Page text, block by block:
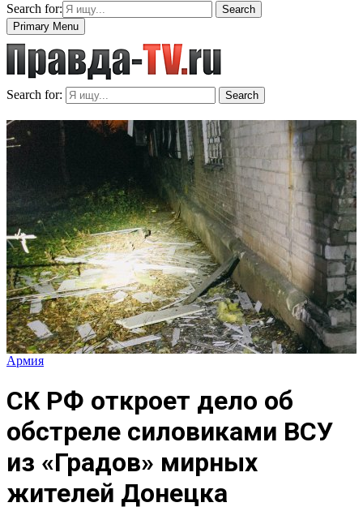
Search for:
Search
Primary Menu
Search for: Search
Армия
СК РФ откроет дело об
обстреле силовиками ВСУ
из «Градов» мирных
жителей Донецка